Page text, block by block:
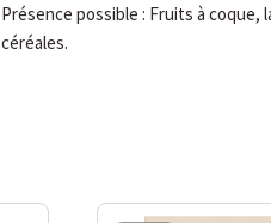
Présence possible : Fruits à coque,
céréales.